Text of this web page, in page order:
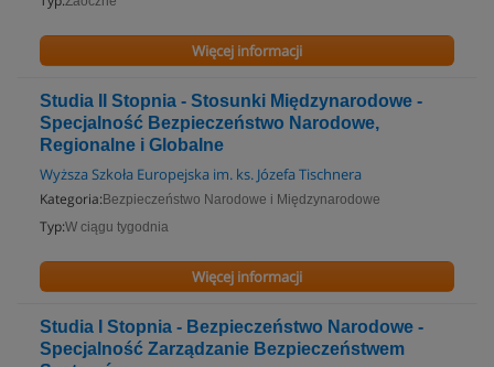
Więcej informacji
Studia II Stopnia - Stosunki Międzynarodowe -
Specjalność Bezpieczeństwo Narodowe,
Regionalne i Globalne
Wyższa Szkoła Europejska im. ks. Józefa Tischnera
Kategoria: Bezpieczeństwo Narodowe i Międzynarodowe
Typ:W ciągu tygodnia
Więcej informacji
Studia I Stopnia - Bezpieczeństwo Narodowe -
Specjalność Zarządzanie Bezpieczeństwem